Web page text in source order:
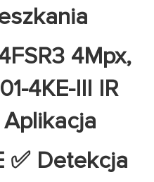
4Mpx,
4KE-III IR
✅ Detekcja